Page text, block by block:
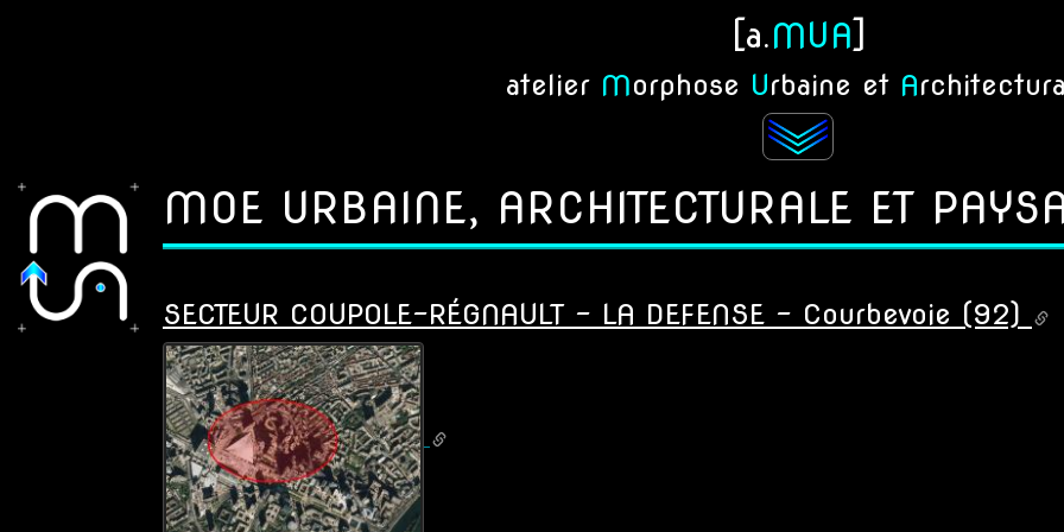
[a.MUA
atelier Morphose Urbaine et A
MOE URBAINE, ARCHITECTURALE ET
SECTEUR COUPOLE-RÉGNAULT - LA DEFENSE - Courbevoie (92)